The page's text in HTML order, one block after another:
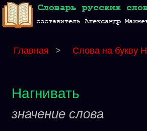
Главная > Слова на букву Н
Нагнивать
значение слова